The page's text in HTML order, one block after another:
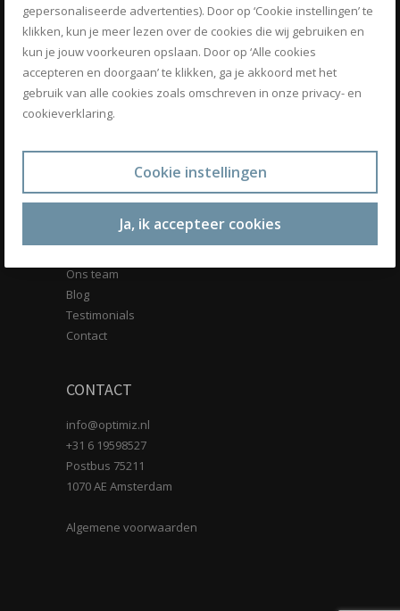
gepersonaliseerde advertenties). Door op ‘Cookie instellingen’ te
klikken, kun je meer lezen over de cookies die wij gebruiken en
kun je jouw voorkeuren opslaan. Door op ‘Alle cookies
accepteren en doorgaan’ te klikken, ga je akkoord met het
gebruik van alle cookies zoals omschreven in onze privacy- en
cookieverklaring.
Cookie instellingen
Ja, ik accepteer cookies
SCHRIJF IN VOOR ONZE NIEUWSBRIEF
DIENSTEN
Voedingsadvies
OVER ONS
Ons team
Blog
Testimonials
Contact
CONTACT
info@optimiz.nl
+31 6 19598527
Postbus 75211
1070 AE Amsterdam
Algemene voorwaarden